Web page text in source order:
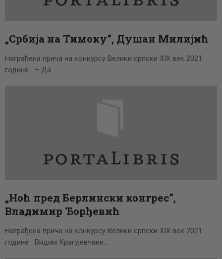
ЦЕНОВНИК
„Србија на Тимоку”, Душан Милијић
Награђена прича на конкурсу Велики српски XIX век 2021.
године – Да…
„Ноћ пред Берлински конгрес”,
Владимир Ђорђевић
Награђена прича на конкурсу Велики српски XIX век 2021.
године Видим Крагујевчани…